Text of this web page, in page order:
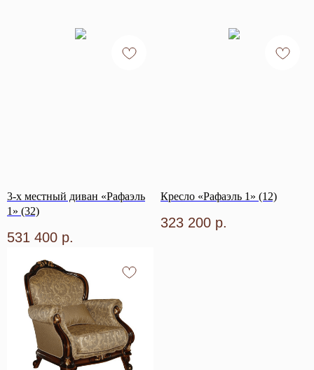
3-х местный диван «Рафаэль
1» (32)
531 400 р.
Кресло «Рафаэль 1» (12)
323 200 р.